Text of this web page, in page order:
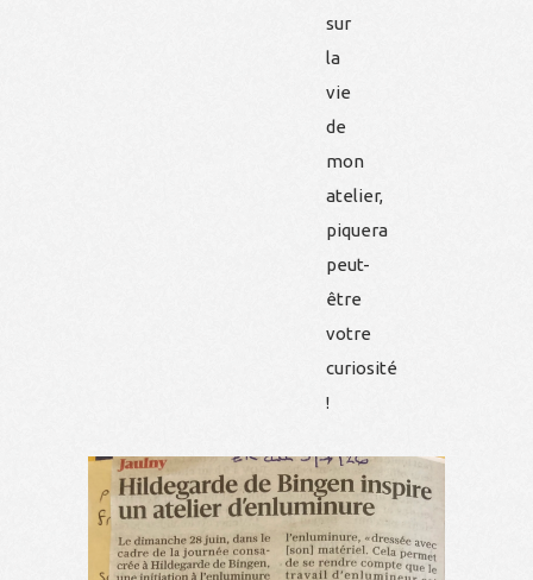
sur
la
vie
de
mon
atelier,
piquera
peut-
être
votre
curiosité
!